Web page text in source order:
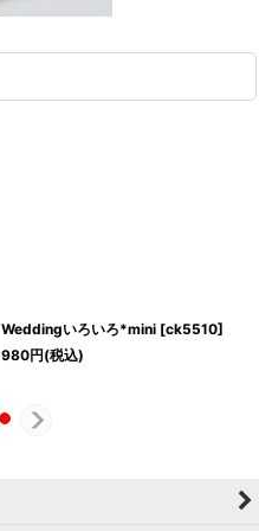
Weddingいろいろ*mini [ck5510]
980円(税込)